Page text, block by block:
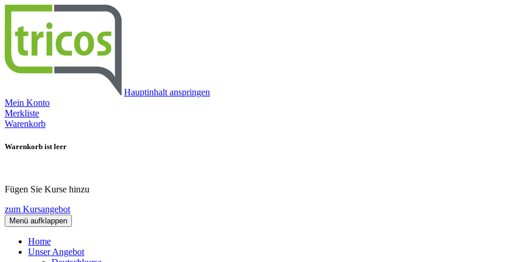
Hauptinhalt anspringen
Mein Konto
Merkliste
Warenkorb
Warenkorb ist leer
Fügen Sie Kurse hinzu
zum Kursangebot
Menü aufklappen
Home
Unser Angebot